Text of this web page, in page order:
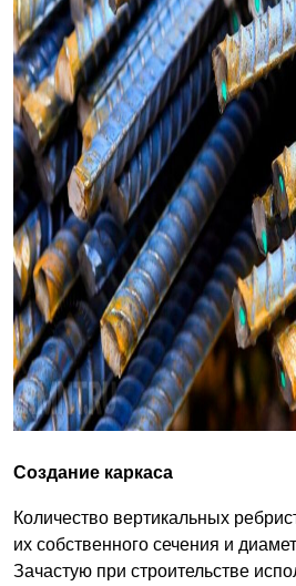
Создание каркаса
Количество вертикальных
их собственного сечения и
Зачастую при строительстве